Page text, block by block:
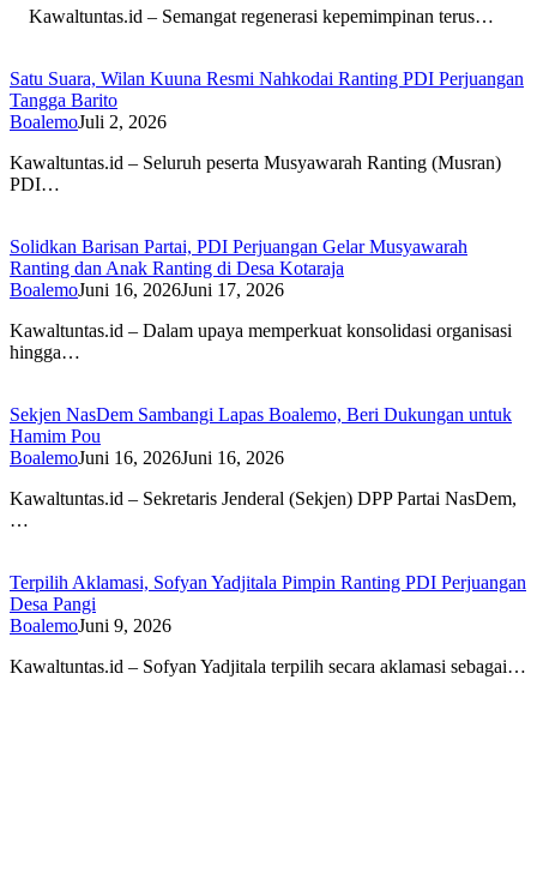
Kawaltuntas.id – Semangat regenerasi kepemimpinan terus…
Satu Suara, Wilan Kuuna Resmi Nahkodai Ranting PDI Perjuangan
Tangga Barito
BoalemoJuli 2, 2026
Kawaltuntas.id – Seluruh peserta Musyawarah Ranting (Musran)
PDI…
Solidkan Barisan Partai, PDI Perjuangan Gelar Musyawarah
Ranting dan Anak Ranting di Desa Kotaraja
BoalemoJuni 16, 2026Juni 17, 2026
Kawaltuntas.id – Dalam upaya memperkuat konsolidasi organisasi
hingga…
Sekjen NasDem Sambangi Lapas Boalemo, Beri Dukungan untuk
Hamim Pou
BoalemoJuni 16, 2026Juni 16, 2026
Kawaltuntas.id – Sekretaris Jenderal (Sekjen) DPP Partai NasDem,
…
Terpilih Aklamasi, Sofyan Yadjitala Pimpin Ranting PDI Perjuangan
Desa Pangi
BoalemoJuni 9, 2026
Kawaltuntas.id – Sofyan Yadjitala terpilih secara aklamasi sebagai…